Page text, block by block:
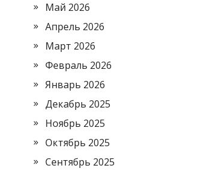
Май 2026
Апрель 2026
Март 2026
Февраль 2026
Январь 2026
Декабрь 2025
Ноябрь 2025
Октябрь 2025
Сентябрь 2025